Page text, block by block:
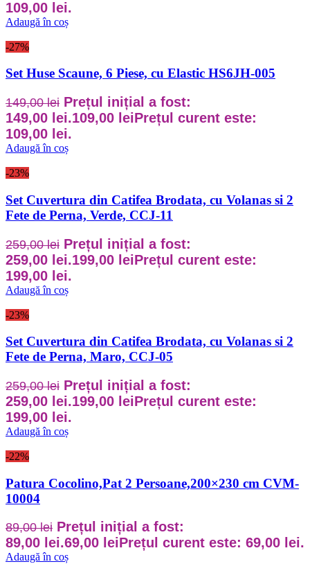
109,00 lei.
Adaugă în coș
-27%
Set Huse Scaune, 6 Piese, cu Elastic HS6JH-005
149,00lei Prețul inițial a fost:
149,00 lei.109,00 leiPrețul curent este:
109,00 lei.
Adaugă în coș
-23%
Set Cuvertura din Catifea Brodata, cu Volanas si 2
Fete de Perna, Verde, CCJ-11
259,00lei Prețul inițial a fost:
259,00 lei.199,00 leiPrețul curent este:
199,00 lei.
Adaugă în coș
-23%
Set Cuvertura din Catifea Brodata, cu Volanas si 2
Fete de Perna, Maro, CCJ-05
259,00lei Prețul inițial a fost:
259,00 lei.199,00 leiPrețul curent este:
199,00 lei.
Adaugă în coș
-22%
Patura Cocolino,Pat 2 Persoane,200×230 cm CVM-
10004
89,00lei Prețul inițial a fost:
89,00 lei.69,00 leiPrețul curent este: 69,00 lei.
Adaugă în coș